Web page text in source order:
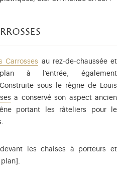
Carrosses au rez-de-chaussée et
plan à l’entrée, également
sous le règne de Louis
Retrouvez en ligne la
a conservé son aspect ancien
portant les râteliers pour le
les chaises à porteurs et
plan].